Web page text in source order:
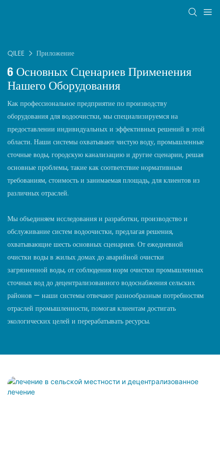
QILEE Приложение
6 Основных Сценариев Применения
Нашего Оборудования
Как профессиональное предприятие по производству
оборудования для водоочистки, мы специализируемся на
предоставлении индивидуальных и эффективных решений в этой
области. Наши системы охватывают чистую воду, промышленные
сточные воды, городскую канализацию и другие сценарии, решая
основные проблемы, такие как соответствие нормативным
требованиям, стоимость и занимаемая площадь, для клиентов из
различных отраслей.
Мы объединяем исследования и разработки, производство и
обслуживание систем водоочистки, предлагая решения,
охватывающие шесть основных сценариев. От ежедневной
очистки воды в жилых домах до аварийной очистки
загрязненной воды, от соблюдения норм очистки промышленных
сточных вод до децентрализованного водоснабжения сельских
районов — наши системы отвечают разнообразным потребностям
отраслей промышленности, помогая клиентам достигать
экологических целей и перерабатывать ресурсы.